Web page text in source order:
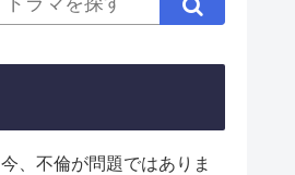
今、不倫が問題ではありま